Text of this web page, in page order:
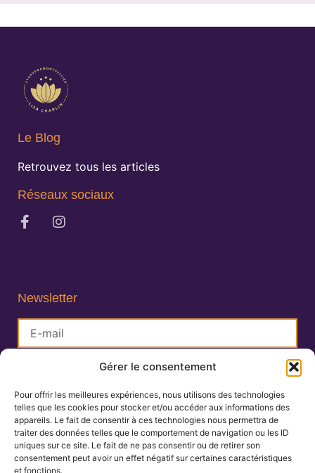
Gérer le consentement
Pour offrir les meilleures expériences, nous utilisons des technologies
telles que les cookies pour stocker et/ou accéder aux informations des
appareils. Le fait de consentir à ces technologies nous permettra de
traiter des données telles que le comportement de navigation ou les ID
uniques sur ce site. Le fait de ne pas consentir ou de retirer son
consentement peut avoir un effet négatif sur certaines caractéristiques
et fonctions.
Le Blog
Retrouvez tous les articles
Réseaux sociaux
Newsletter
S'inscrire
Lisa Charlin
Praticienne en Ayurveda